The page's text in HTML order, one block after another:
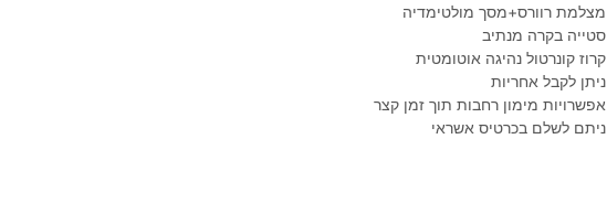
מצלמת רוורס+מסך מולטימדיה
סטייה בקרה מנתיב
קרוז קונרטול נהיגה אוטומטית
ניתן לקבל אחריות
אפשרויות מימון רחבות תוך זמן קצר
ניתם לשלם בכרטיס אשראי